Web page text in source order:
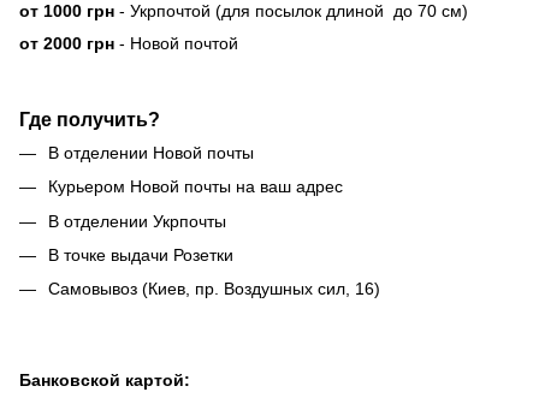
от 1000 грн - Укрпочтой (для посылок длиной до 70 см)
от 2000 грн - Новой почтой
Где получить?
В отделении Новой почты
Курьером Новой почты на ваш адрес
В отделении Укрпочты
В точке выдачи Розетки
Самовывоз (Киев, пр. Воздушных сил, 16)
Банковской картой: